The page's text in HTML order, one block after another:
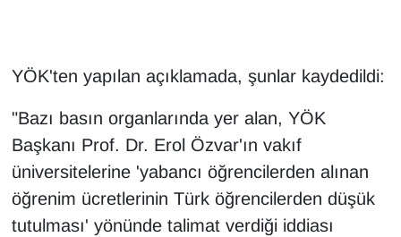
YÖK'ten yapılan açıklamada, şunlar kaydedildi:
"Bazı basın organlarında yer alan, YÖK
Başkanı Prof. Dr. Erol Özvar'ın vakıf
üniversitelerine 'yabancı öğrencilerden alınan
öğrenim ücretlerinin Türk öğrencilerden düşük
tutulması' yönünde talimat verdiği iddiası
İngilizce
Kadın
Kim Kimdir?